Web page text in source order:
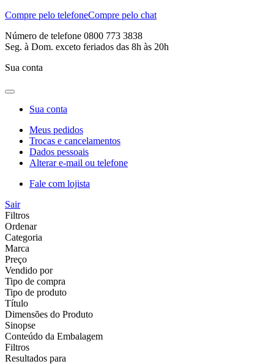
Compre pelo telefoneCompre pelo chat
Número de telefone 0800 773 3838
Seg. à Dom. exceto feriados das 8h às 20h
Sua conta
Sua conta
Meus pedidos
Trocas e cancelamentos
Dados pessoais
Alterar e-mail ou telefone
Fale com lojista
Sair
Filtros
Ordenar
Categoria
Marca
Preço
Vendido por
Tipo de compra
Tipo de produto
Título
Dimensões do Produto
Sinopse
Conteúdo da Embalagem
Filtros
Resultados para